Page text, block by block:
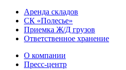
Аренда складов
СК «Полесье»
Приемка Ж/Д грузов
Ответственное хранение
О компании
Пресс-центр